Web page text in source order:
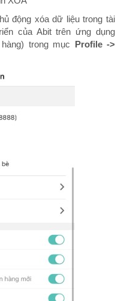
động xóa dữ liệu trong tài
của Abit trên ứng dụng
trong mục Profile ->